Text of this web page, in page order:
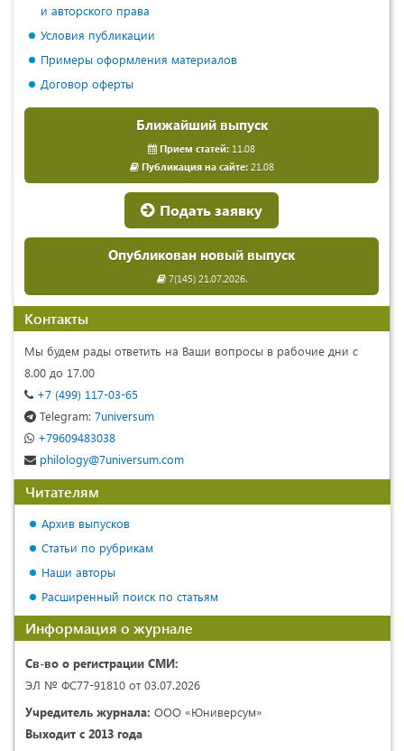
и авторского права
Условия публикации
Примеры оформления материалов
Договор оферты
Ближайший выпуск
Прием статей: 11.08
Публикация на сайте:21.08
Подать заявку
Опубликован новый выпуск
7(145) 21.07.2026.
Контакты
Мы будем рады ответить на Ваши вопросы в рабочие дни с
8.00 до 17.00
+7 (499) 117-03-65
Telegram: 7universum
+79609483038
philology@7universum.com
Читателям
Архив выпусков
Статьи по рубрикам
Наши авторы
Расширенный поиск по статьям
Информация о журнале
Св-во о регистрации СМИ:
ЭЛ № ФС77-91810 от 03.07.2026
Учредитель журнала: ООО «Юниверсум»
Выходит с 2013 года